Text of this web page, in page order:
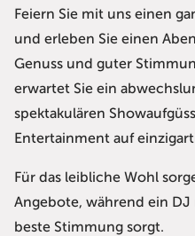
Feiern Sie mit uns einen
und erleben Sie einen
Genuss und guter
erwartet Sie ein
spektakulären
Entertainment auf
Für das leibliche Wohl
Angebote, während ein
beste Stimmung sorgt.